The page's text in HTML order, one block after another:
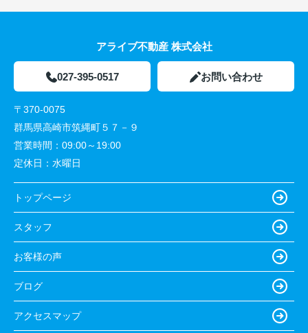
アライブ不動産 株式会社
027-395-0517 お問い合わせ
〒370-0075
群馬県高崎市筑縄町５７－９
営業時間： 09:00～19:00
定休日： 水曜日
トップページ
スタッフ
お客様の声
ブログ
アクセスマップ